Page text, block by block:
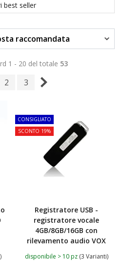
best seller
raccomandata
1 - 20 del totale 53
2 3
CONSIGLIATO
SCONTO 19%
Registratore USB -
registratore vocale
4GB/8GB/16GB con
rilevamento audio VOX
disponibile > 10 pz (3 Varianti)